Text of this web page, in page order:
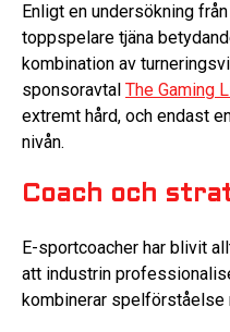
Enligt en undersökning
toppspelare tjäna
kombination av
sponsoravtal The Gaming
extremt hård, och endast
nivån.
Coach och
E-sportcoacher har blivit
att industrin
kombinerar spelförståelse